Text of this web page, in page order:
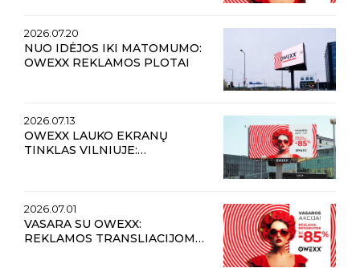
2026.07.20
NUO IDĖJOS IKI MATOMUMO:
OWEXX REKLAMOS PLOTAI
2026.07.13
OWEXX LAUKO EKRANŲ
TINKLAS VILNIUJE:
2026.07.01
VASARA SU OWEXX:
REKLAMOS TRANSLIACIJOMS